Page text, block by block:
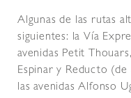
Algunas de las rutas
siguientes: la Vía
avenidas Petit
Espinar y Reducto
las avenidas Alfonso